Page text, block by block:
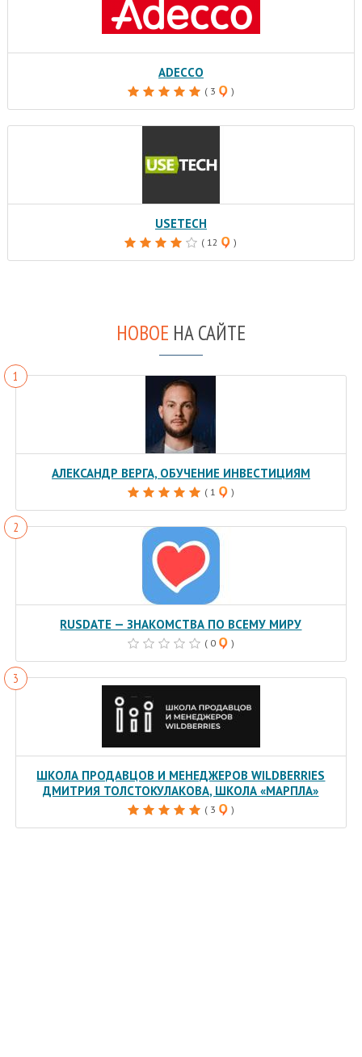
ADECCO
( 3 )
USETECH
( 12 )
НОВОЕ НА САЙТЕ
АЛЕКСАНДР ВЕРГА, ОБУЧЕНИЕ ИНВЕСТИЦИЯМ
( 1 )
RUSDATE — ЗНАКОМСТВА ПО ВСЕМУ МИРУ
( 0 )
ШКОЛА ПРОДАВЦОВ И МЕНЕДЖЕРОВ WILDBERRIES
ДМИТРИЯ ТОЛСТОКУЛАКОВА, ШКОЛА «МАРПЛА»
( 3 )